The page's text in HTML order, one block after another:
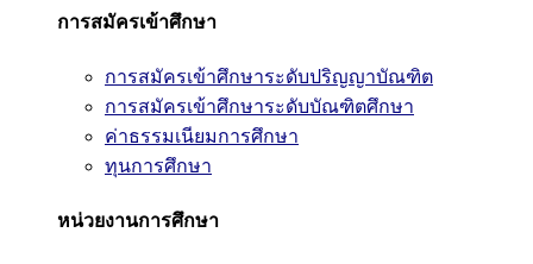
การสมัครเข้าศึกษา
การสมัครเข้าศึกษาระดับปริญญาบัณฑิต
การสมัครเข้าศึกษาระดับบัณฑิตศึกษา
ค่าธรรมเนียมการศึกษา
ทุนการศึกษา
หน่วยงานการศึกษา